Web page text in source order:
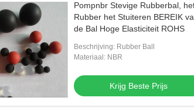
Pompnbr Stevige Rubberbal,
Rubber het Stuiteren BEREIK
de Bal Hoge Elasticiteit ROHS
Beschrijving: Rubber Ball
Materiaal: NBR
Krijg Beste Prijs